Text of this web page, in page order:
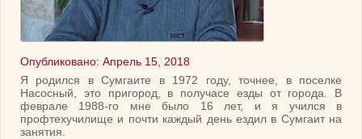
Опубликовано: Апрель 15, 2018
Я родился в Сумгаите в 1972 году, точнее, в поселке
Насосный, это пригород, в получасе езды от города. В
феврале 1988-го мне было 16 лет, и я учился в
профтехучилище и почти каждый день ездил в Сумгаит на
занятия.